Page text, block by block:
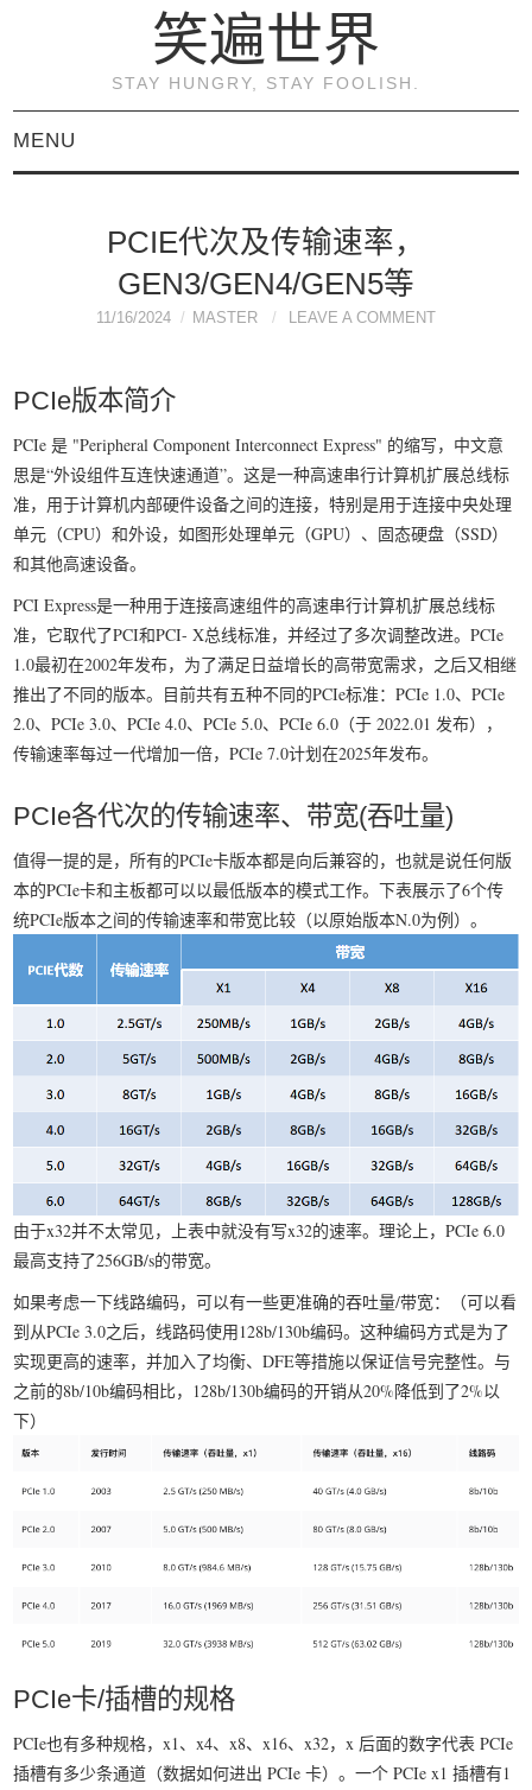
笑遍世界
STAY HUNGRY, STAY FOOLISH.
MENU
KVM虚拟化原理与实践
（连载）
《KVM虚拟化技术：实
战与原理解析》
关于本博客
我要笑遍世界
PCIE代次及传输速率，
GEN3/GEN4/GEN5等
11/16/2024 MASTER LEAVE A COMMENT
PCIe版本简介
PCIe 是 "Peripheral Component Interconnect Express" 的缩写，中文意
思是“外设组件互连快速通道”。这是一种高速串行计算机扩展总线标
准，用于计算机内部硬件设备之间的连接，特别是用于连接中央处理
单元（CPU）和外设，如图形处理单元（GPU）、固态硬盘（SSD）
和其他高速设备。
PCI Express是一种用于连接高速组件的高速串行计算机扩展总线标
准，它取代了PCI和PCI- X总线标准，并经过了多次调整改进。PCIe
1.0最初在2002年发布，为了满足日益增长的高带宽需求，之后又相继
推出了不同的版本。目前共有五种不同的PCIe标准：PCIe 1.0、PCIe
2.0、PCIe 3.0、PCIe 4.0、PCIe 5.0、PCIe 6.0（于 2022.01 发布），
传输速率每过一代增加一倍，PCIe 7.0计划在2025年发布。
PCIe各代次的传输速率、带宽(吞吐量)
值得一提的是，所有的PCIe卡版本都是向后兼容的，也就是说任何版
本的PCIe卡和主板都可以以最低版本的模式工作。下表展示了6个传
统PCIe版本之间的传输速率和带宽比较（以原始版本N.0为例）。
由于x32并不太常见，上表中就没有写x32的速率。理论上，PCIe 6.0
最高支持了256GB/s的带宽。
如果考虑一下线路编码，可以有一些更准确的吞吐量/带宽：（可以看
到从PCIe 3.0之后，线路码使用128b/130b编码。这种编码方式是为了
实现更高的速率，并加入了均衡、DFE等措施以保证信号完整性。与
之前的8b/10b编码相比，128b/130b编码的开销从20%降低到了2%以
下）
PCIe卡/插槽的规格
PCIe也有多种规格，x1、x4、x8、x16、x32，x 后面的数字代表 PCIe
插槽有多少条通道（数据如何进出 PCIe 卡）。一个 PCIe x1 插槽有1